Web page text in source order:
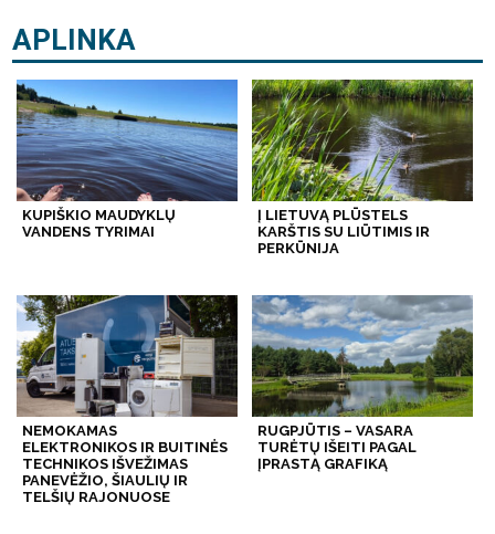
APLINKA
KUPIŠKIO MAUDYKLŲ
VANDENS TYRIMAI
Į LIETUVĄ PLŪSTELS
KARŠTIS SU LIŪTIMIS IR
PERKŪNIJA
NEMOKAMAS
ELEKTRONIKOS IR BUITINĖS
TECHNIKOS IŠVEŽIMAS
PANEVĖŽIO, ŠIAULIŲ IR
TELŠIŲ RAJONUOSE
RUGPJŪTIS – VASARA
TURĖTŲ IŠEITI PAGAL
ĮPRASTĄ GRAFIKĄ